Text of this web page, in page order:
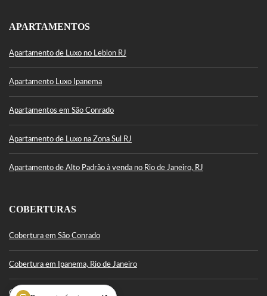
APARTAMENTOS
Apartamento de Luxo no Leblon RJ
Apartamento Luxo Ipanema
Apartamentos em São Conrado
Apartamento de Luxo na Zona Sul RJ
Apartamento de Alto Padrão à venda no Rio de Janeiro, RJ
COBERTURAS
Cobertura em São Conrado
Cobertura em Ipanema, Rio de Janeiro
Cobertura Leblon